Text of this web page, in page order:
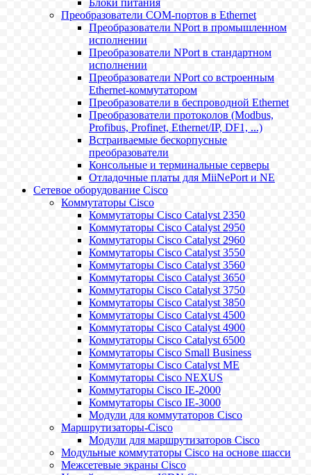
Блоки питания
Преобразователи COM-портов в Ethernet
Преобразователи NPort в промышленном
исполнении
Преобразователи NPort в стандартном
исполнении
Преобразователи NPort со встроенным
Ethernet-коммутатором
Преобразователи в беспроводной Ethernet
Преобразователи протоколов (Modbus,
Profibus, Profinet, Ethernet/IP, DF1, ...)
Встраиваемые бескорпусные
преобразователи
Консольные и терминальные серверы
Отладочные платы для MiiNePort и NE
Сетевое оборудование Cisco
Коммутаторы Cisco
Коммутаторы Cisco Catalyst 2350
Коммутаторы Cisco Catalyst 2950
Коммутаторы Cisco Catalyst 2960
Коммутаторы Cisco Catalyst 3550
Коммутаторы Cisco Catalyst 3560
Коммутаторы Cisco Catalyst 3650
Коммутаторы Cisco Catalyst 3750
Коммутаторы Cisco Catalyst 3850
Коммутаторы Cisco Catalyst 4500
Коммутаторы Cisco Catalyst 4900
Коммутаторы Cisco Catalyst 6500
Коммутаторы Cisco Small Business
Коммутаторы Cisco Catalyst ME
Коммутаторы Cisco NEXUS
Коммутаторы Cisco IE-2000
Коммутаторы Cisco IE-3000
Модули для коммутаторов Cisco
Маршрутизаторы-Cisco
Модули для маршрутизаторов Cisco
Модульные коммутаторы Cisco на основе шасси
Межсетевые экраны Cisco